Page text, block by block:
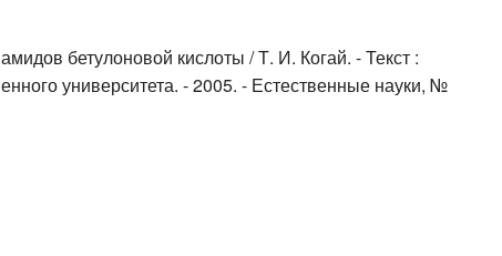
бетулоновой кислоты / Т. И. Когай. - Текст :
университета. - 2005. - Естественные науки, №